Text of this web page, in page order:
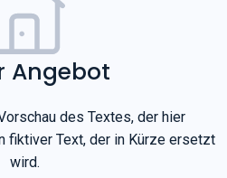
Angebot
des Textes, der hier
fiktiver Text, der in Kürze ersetzt
wird.